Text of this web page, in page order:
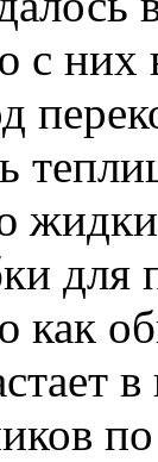
с них
для
как